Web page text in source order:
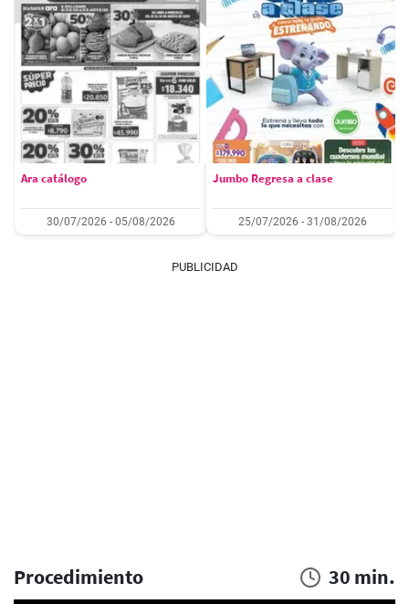
Ara catálogo
30/07/2026 - 05/08/2026
Jumbo Regresa a clase
25/07/2026 - 31/08/2026
PUBLICIDAD
Procedimiento 30 min.